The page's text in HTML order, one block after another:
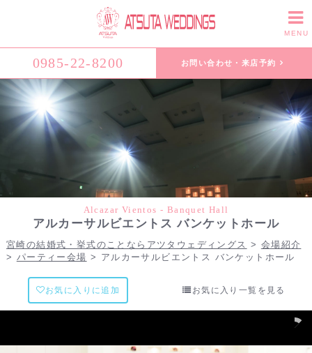
0985-22-8200 お問い合わせ・来店予約
MENU
Alcazar Vientos - Banquet Hall
アルカーサルビエントス バンケットホール
宮崎の結婚式・挙式のことならアツタウェディングス > 会場紹介
> パーティー会場 > アルカーサルビエントス バンケットホール
お気に入りに追加 お気に入り一覧を見る